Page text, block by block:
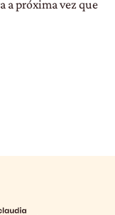
a próxima vez que